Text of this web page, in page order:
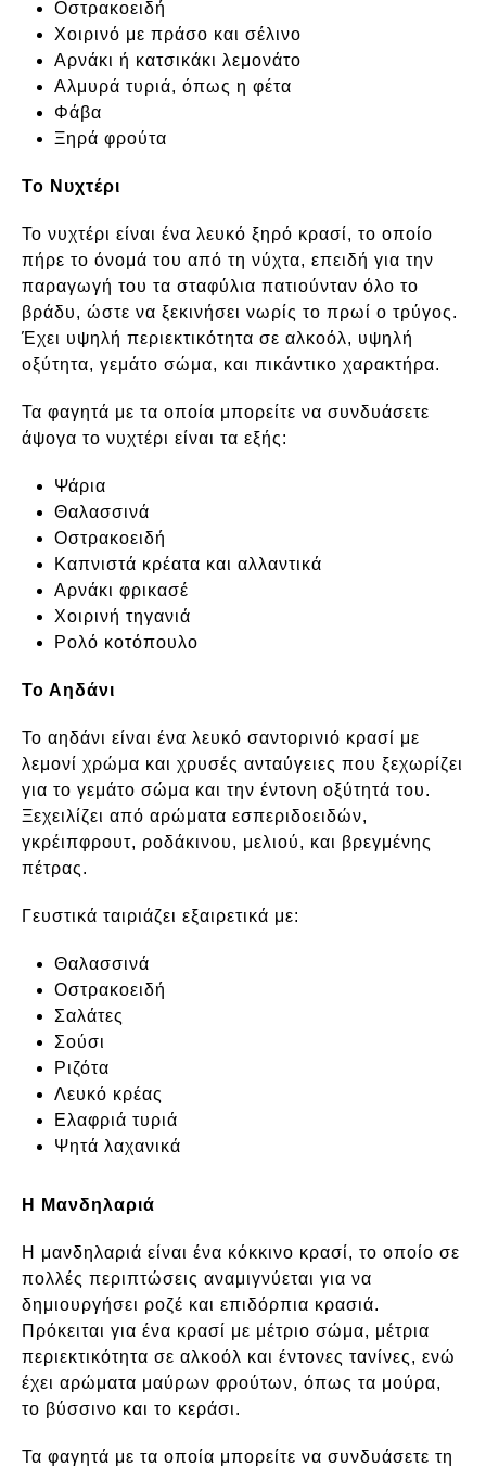
Οστρακοειδή
Χοιρινό με πράσο και σέλινο
Αρνάκι ή κατσικάκι λεμονάτο
Αλμυρά τυριά, όπως η φέτα
Φάβα
Ξηρά φρούτα
Το Νυχτέρι
Το νυχτέρι είναι ένα λευκό ξηρό κρασί, το οποίο
πήρε το όνομά του από τη νύχτα, επειδή για την
παραγωγή του τα σταφύλια πατιούνταν όλο το
βράδυ, ώστε να ξεκινήσει νωρίς το πρωί ο τρύγος.
Έχει υψηλή περιεκτικότητα σε αλκοόλ, υψηλή
οξύτητα, γεμάτο σώμα, και πικάντικο χαρακτήρα.
Τα φαγητά με τα οποία μπορείτε να συνδυάσετε
άψογα το νυχτέρι είναι τα εξής:
Ψάρια
Θαλασσινά
Οστρακοειδή
Καπνιστά κρέατα και αλλαντικά
Αρνάκι φρικασέ
Χοιρινή τηγανιά
Ρολό κοτόπουλο
Το Αηδάνι
Το αηδάνι είναι ένα λευκό σαντορινιό κρασί με
λεμονί χρώμα και χρυσές ανταύγειες που ξεχωρίζει
για το γεμάτο σώμα και την έντονη οξύτητά του.
Ξεχειλίζει από αρώματα εσπεριδοειδών,
γκρέιπφρουτ, ροδάκινου, μελιού, και βρεγμένης
πέτρας.
Γευστικά ταιριάζει εξαιρετικά με:
Θαλασσινά
Οστρακοειδή
Σαλάτες
Σούσι
Ριζότα
Λευκό κρέας
Ελαφριά τυριά
Ψητά λαχανικά
Η Μανδηλαριά
Η μανδηλαριά είναι ένα κόκκινο κρασί, το οποίο σε
πολλές περιπτώσεις αναμιγνύεται για να
δημιουργήσει ροζέ και επιδόρπια κρασιά.
Πρόκειται για ένα κρασί με μέτριο σώμα, μέτρια
περιεκτικότητα σε αλκοόλ και έντονες τανίνες, ενώ
έχει αρώματα μαύρων φρούτων, όπως τα μούρα,
το βύσσινο και το κεράσι.
Τα φαγητά με τα οποία μπορείτε να συνδυάσετε τη